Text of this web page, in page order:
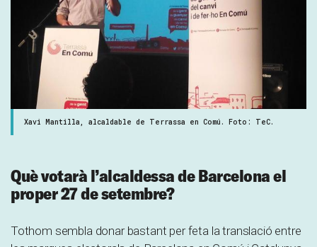
Xavi Mantilla, alcaldable de Terrassa en Comú. Foto: TeC.
Què votarà l’alcaldessa de Barcelona el
proper 27 de setembre?
Tothom sembla donar bastant per feta la translació entre